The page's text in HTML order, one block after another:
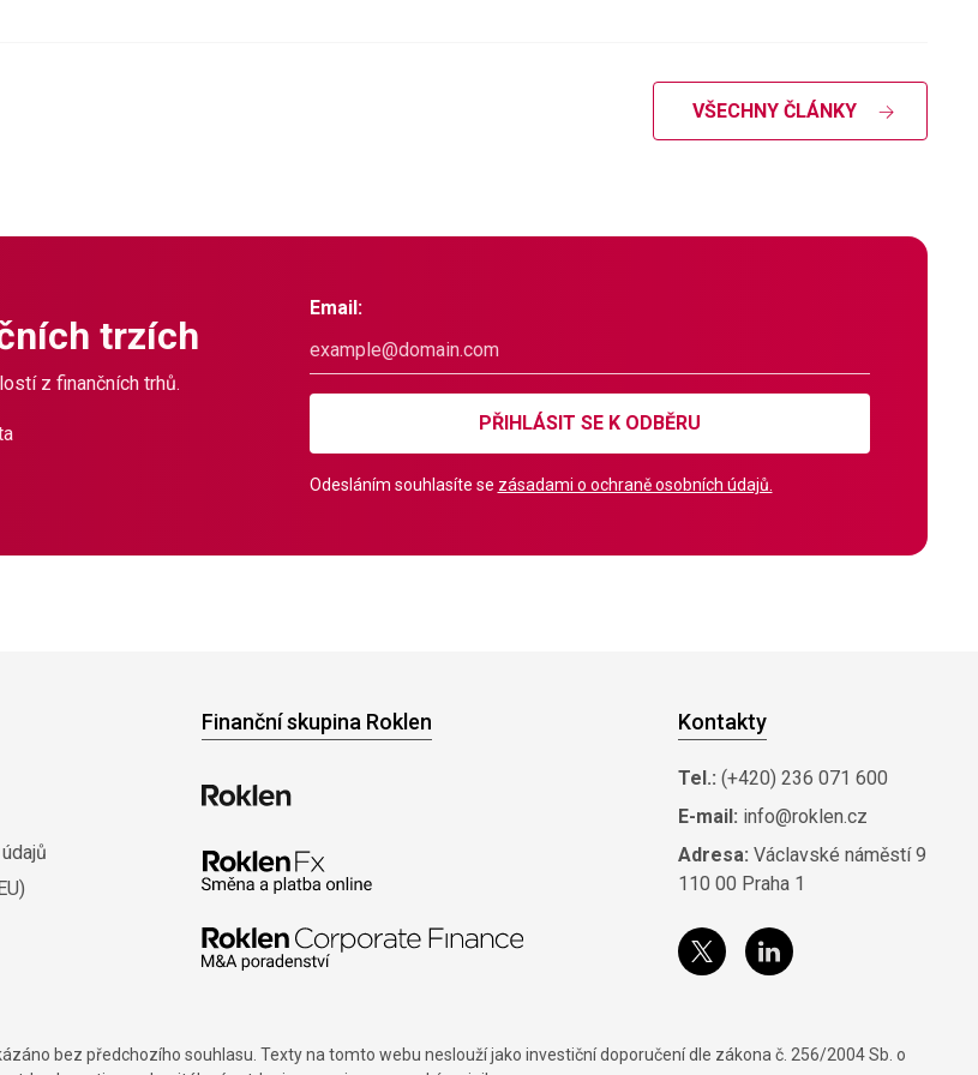
VŠECHNY ČLÁNKY
trzích
z finančních trhů.
Email:
PŘIHLÁSIT SE K ODBĚRU
Odesláním souhlasíte se zásadami o ochraně osobních údajů.
Finanční skupina Roklen Kontakty
Tel.: (+420) 236 071 600
E-mail: info@roklen.cz
Adresa: Václavské náměstí 9
110 00 Praha 1
bez předchozího souhlasu. Texty na tomto webu neslouží jako investiční doporučení dle zákona č. 256/2004 Sb. o